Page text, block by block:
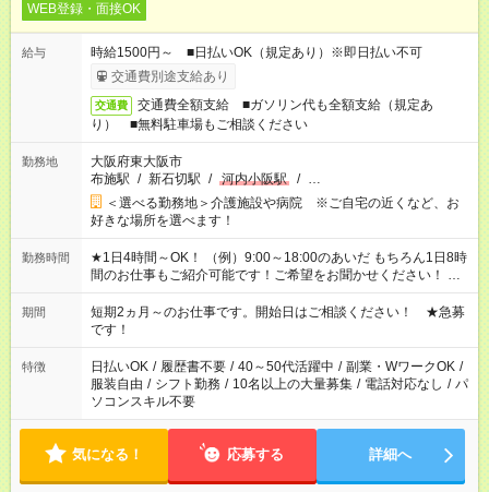
WEB登録・面接OK
給与
時給1500円～ ■日払いOK（規定あり）※即日払い不可
交通費別途支給あり
交通費
交通費全額支給 ■ガソリン代も全額支給（規定あ
り） ■無料駐車場もご相談ください
勤務地
大阪府東大阪市
布施駅 / 新石切駅 / 河内小阪駅 / …
＜選べる勤務地＞介護施設や病院 ※ご自宅の近くなど、お
好きな場所を選べます！
勤務時間
★1日4時間～OK！ （例）9:00～18:00のあいだ もちろん1日8時
間のお仕事もご紹介可能です！ご希望をお聞かせください！ ※
週最低15時間以上の勤務が必要です
期間
短期2ヵ月～のお仕事です。開始日はご相談ください！ ★急募
です！
特徴 日払いOK / 履歴書不要 / 40～50代活躍中 / 副業・WワークOK /
服装自由 / シフト勤務 / 10名以上の大量募集 / 電話対応なし / パ
ソコンスキル不要
気になる！ 応募する 詳細へ